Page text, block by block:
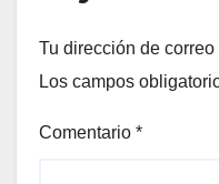
Tu dirección de
Los campos
Comentario *